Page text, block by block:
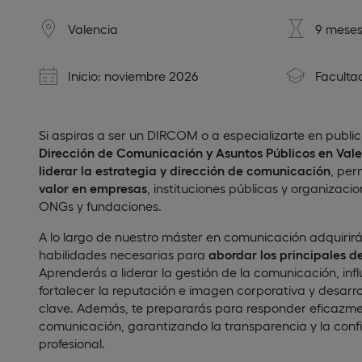
Valencia 9
Inicio: noviembre 2026
Si aspiras a ser un DIRCOM o a especializarte en
Dirección de Comunicación y Asuntos Públicos en
liderar la estrategia y dirección de comunicación ,
valor en empresas , instituciones públicas y
ONGs y fundaciones.
A lo largo de nuestro máster en comunicación
habilidades necesarias para abordar los principales
Aprenderás a liderar la gestión de la comunicación,
fortalecer la reputación e imagen corporativa y
clave. Además, te prepararás para responder
comunicación, garantizando la transparencia y la
profesional.